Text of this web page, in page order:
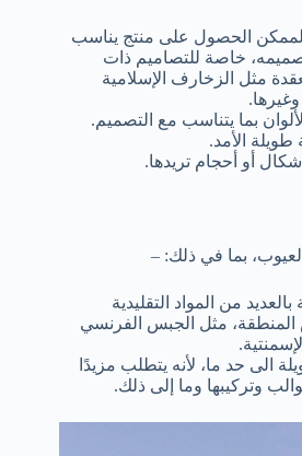
الحصول على منتج يناسب
خاصة للتصاميم ذات
مثل الزخارف الإسلامية
بما يتناسب مع التصميم.
طويلة الأمد.
أو أحجام تريدها.
بالعديد من المواد التقليدية
مثل الجبس الفرنسي
الى حد ما، لأنه يتطلب مزيدًا
وتركيبها وما إلى ذلك.